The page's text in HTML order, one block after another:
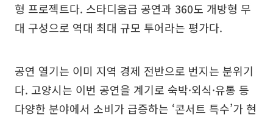
형 프로젝트다. 스타디움급 공연과 360도 개방형 무
대 구성으로 역대 최대 규모 투어라는 평가다.
공연 열기는 이미 지역 경제 전반으로 번지는 분위기
다. 고양시는 이번 공연을 계기로 숙박·외식·유통 등
다양한 분야에서 소비가 급증하는 ‘콘서트 특수’가 현